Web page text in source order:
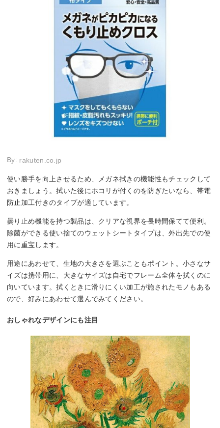
By: rakuten.co.jp
使い勝手を向上させるため、メガネ拭きの機能性もチェックして
おきましょう。拭いた後にホコリが付くのを防ぎたいなら、帯電
防止加工付きのタイプが適しています。
曇り止め機能を持つ製品は、クリアな視界を長時間保てて便利。
除菌ができる使い捨てのウェットシートタイプは、外出先での使
用に重宝します。
用途にあわせて、生地の大きさを選ぶこともポイント。小さなサ
イズは携帯用に、大きなサイズは自宅でフレーム全体を拭くのに
向いています。拭くときに滑りにくい加工が施されたモノもある
ので、好みにあわせて選んでみてください。
おしゃれなデザインにも注目